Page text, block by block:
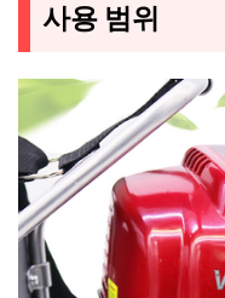
사용 범위